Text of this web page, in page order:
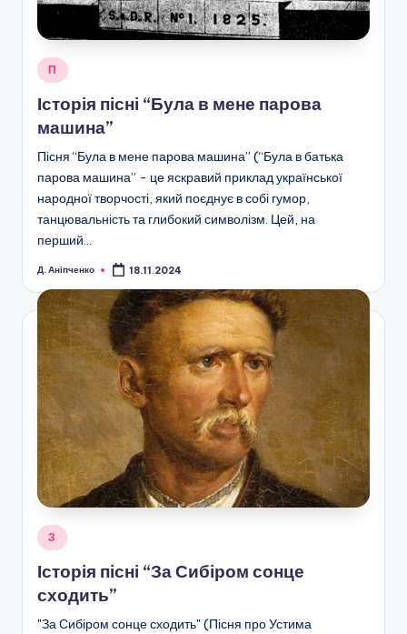
Опубліковано
П
Історія пісні “Була в мене парова
машина”
Пісня “Була в мене парова машина” (“Була в батька
парова машина” - це яскравий приклад української
народної творчості, який поєднує в собі гумор,
танцювальність та глибокий символізм. Цей, на
перший…
Опубліковано
Д. Аніпченко 18.11.2024
Опубліковано
З
Історія пісні “За Сибіром сонце
сходить”
"За Сибіром сонце сходить" (Пісня про Устима